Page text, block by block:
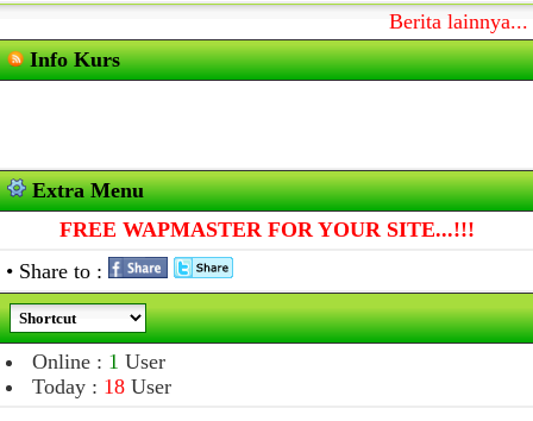
Berita lainnya...
Info Kurs
Extra Menu
FREE WAPMASTER FOR YOUR SITE...!!!
• Share to :
Online : 1 User
Today : 18 User